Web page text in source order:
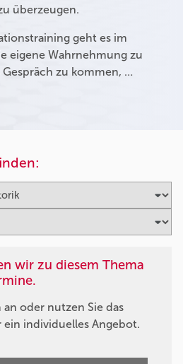
überzeugen.
geht es im
eigene Wahrnehmung zu
zu kommen, …
wir zu diesem Thema
an oder nutzen Sie das
individuelles Angebot.